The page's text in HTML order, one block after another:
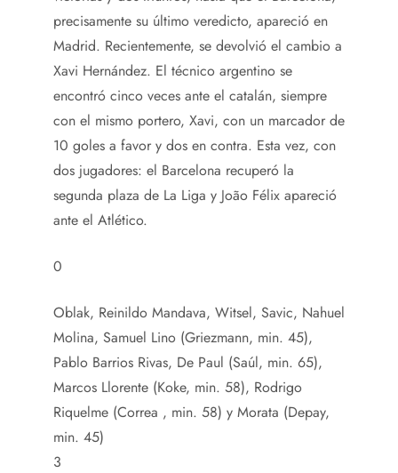
precisamente su último veredicto, apareció en
Madrid. Recientemente, se devolvió el cambio a
Xavi Hernández. El técnico argentino se
encontró cinco veces ante el catalán, siempre
con el mismo portero, Xavi, con un marcador de
10 goles a favor y dos en contra. Esta vez, con
dos jugadores: el Barcelona recuperó la
segunda plaza de La Liga y João Félix apareció
ante el Atlético.
0
Oblak, Reinildo Mandava, Witsel, Savic, Nahuel
Molina, Samuel Lino (Griezmann, min. 45),
Pablo Barrios Rivas, De Paul (Saúl, min. 65),
Marcos Llorente (Koke, min. 58), Rodrigo
Riquelme (Correa , min. 58) y Morata (Depay,
min. 45)
3